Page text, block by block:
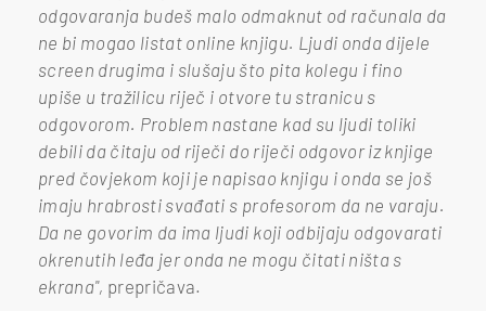
odgovaranja budeš malo odmaknut od računala da
ne bi mogao listat online knjigu. Ljudi onda dijele
screen drugima i slušaju što pita kolegu i fino
upiše u tražilicu riječ i otvore tu stranicu s
odgovorom. Problem nastane kad su ljudi toliki
debili da čitaju od riječi do riječi odgovor iz knjige
pred čovjekom koji je napisao knjigu i onda se još
imaju hrabrosti svađati s profesorom da ne varaju.
Da ne govorim da ima ljudi koji odbijaju odgovarati
okrenutih leđa jer onda ne mogu čitati ništa s
ekrana", prepričava.